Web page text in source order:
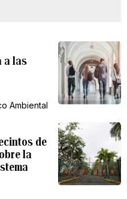
a las
Ambiental
de
la